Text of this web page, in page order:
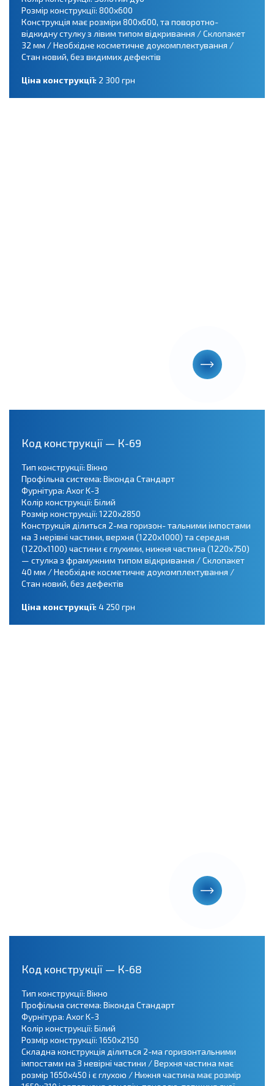
Розмір конструкції: 800х600
Конструкція має розміри 800х600, та поворотно-
відкидну стулку з лівим типом відкривання / Склопакет
32 мм / Необхідне косметичне доукомплектування /
Стан новий, без видимих дефектів
Ціна конструкції: 2 300 грн
Код конструкції — К-69
Тип конструкції: Вікно
Профільна система: Віконда Стандарт
Фурнітура: Axor K-3
Колір конструкції: Білий
Розмір конструкції: 1220х2850
Конструкція ділиться 2-ма горизон- тальними імпостами
на 3 нерівні частини, верхня (1220х1000) та середня
(1220х1100) частини є глухими, нижня частина (1220х750)
— стулка з фрамужним типом відкривання / Склопакет
40 мм / Необхідне косметичне доукомплектування /
Стан новий, без дефектів
Ціна конструкції: 4 250 грн
Код конструкції — К-68
Тип конструкції: Вікно
Профільна система: Віконда Стандарт
Фурнітура: Axor K-3
Колір конструкції: Білий
Розмір конструкції: 1650х2150
Складна конструкція ділиться 2-ма горизонтальними
імпостами на 3 невірні частини / Верхня частина має
розмір 1650х450 і є глухою / Нижня частина має розмір